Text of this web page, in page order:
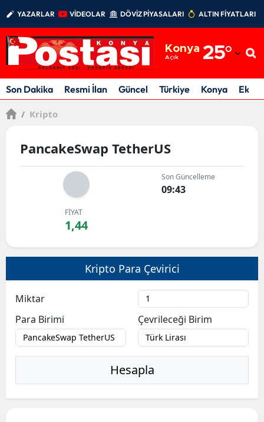
YAZARLAR VİDEOLAR DÖVİZ PİYASALARI ALTIN FİYATLARI
Konya
Açık 25°
Adıyaman
Afyonkarahisar
Antalya
Bitlis
Bolu
Bursa
Son Dakika Resmi İlan Güncel Türkiye Konya
/ Kripto
PancakeSwap TetherUS
Son Güncelleme
09:43
FİYAT
1,44
Kripto Para Çevirici
Miktar
Para Birimi
Çevrileceği Birim
Hesapla